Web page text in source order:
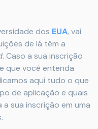
dos EUA, vai
de lá têm a
. Caso a sua inscrição
que você entenda
aqui tudo o que
de aplicação e quais
sua inscrição em uma